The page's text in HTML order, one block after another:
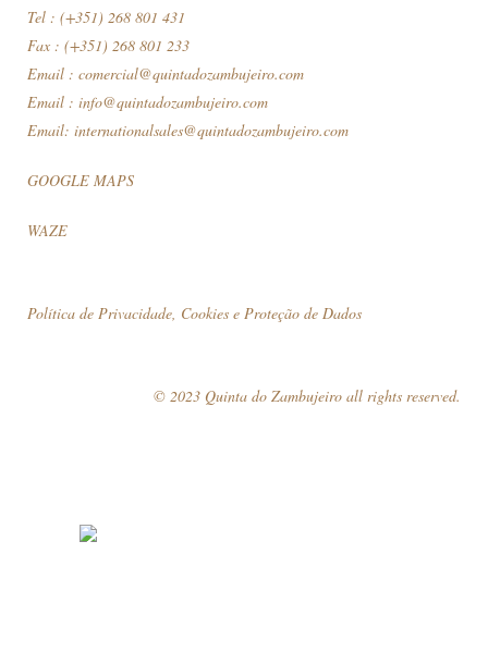
Tel : (+351) 268 801 431
Fax : (+351) 268 801 233
Email : comercial@quintadozambujeiro.com
Email : info@quintadozambujeiro.com
Email: internationalsales@quintadozambujeiro.com
GOOGLE MAPS
WAZE
Política de Privacidade, Cookies e Proteção de Dados
© 2023 Quinta do Zambujeiro all rights reserved.